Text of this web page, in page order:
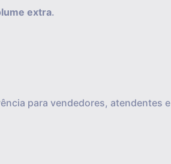
extra.
para vendedores, atendentes e